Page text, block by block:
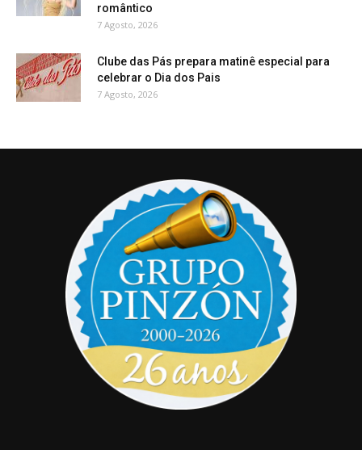
romântico
7 Agosto, 2026
Clube das Pás prepara matinê especial para
celebrar o Dia dos Pais
7 Agosto, 2026